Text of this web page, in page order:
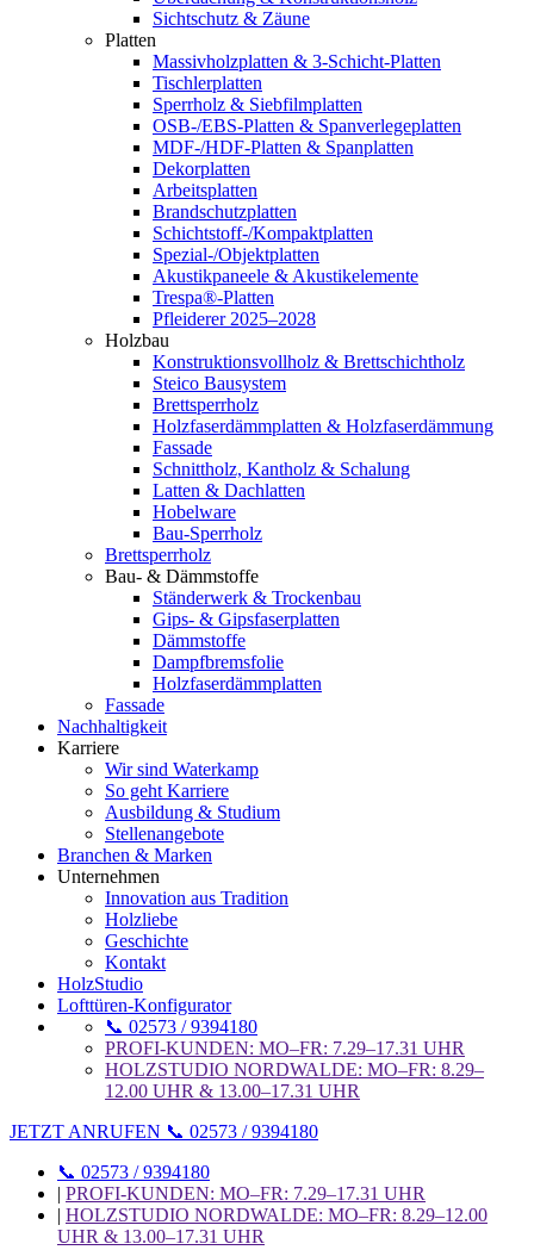
Sichtschutz & Zäune
Platten
Massivholzplatten & 3-Schicht-Platten
Tischlerplatten
Sperrholz & Siebfilmplatten
OSB-/EBS-Platten & Spanverlegeplatten
MDF-/HDF-Platten & Spanplatten
Dekorplatten
Arbeitsplatten
Brandschutzplatten
Schichtstoff-/Kompaktplatten
Spezial-/Objektplatten
Akustikpaneele & Akustikelemente
Trespa®-Platten
Pfleiderer 2025–2028
Holzbau
Konstruktionsvollholz & Brettschichtholz
Steico Bausystem
Brettsperrholz
Holzfaserdämmplatten & Holzfaserdämmung
Fassade
Schnittholz, Kantholz & Schalung
Latten & Dachlatten
Hobelware
Bau-Sperrholz
Brettsperrholz
Bau- & Dämmstoffe
Ständerwerk & Trockenbau
Gips- & Gipsfaserplatten
Dämmstoffe
Dampfbremsfolie
Holzfaserdämmplatten
Fassade
Nachhaltigkeit
Karriere
Wir sind Waterkamp
So geht Karriere
Ausbildung & Studium
Stellenangebote
Branchen & Marken
Unternehmen
Innovation aus Tradition
Holzliebe
Geschichte
Kontakt
HolzStudio
Lofttüren-Konfigurator
📞 02573 / 9394180
PROFI-KUNDEN: MO–FR: 7.29–17.31 UHR
HOLZSTUDIO NORDWALDE: MO–FR: 8.29–
12.00 UHR & 13.00–17.31 UHR
JETZT ANRUFEN 📞 02573 / 9394180
📞 02573 / 9394180
| PROFI-KUNDEN: MO–FR: 7.29–17.31 UHR
| HOLZSTUDIO NORDWALDE: MO–FR: 8.29–12.00
UHR & 13.00–17.31 UHR